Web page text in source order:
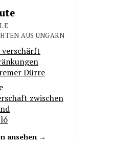
AUS UNGARN
verschärft
Dürre
zwischen
ansehen →